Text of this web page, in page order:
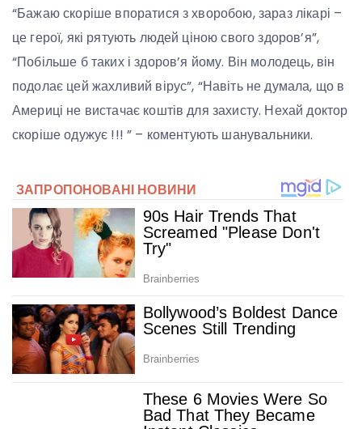
“Бажаю скоріше впоратися з хворобою, зараз лікарі –
це герої, які рятують людей ціною свого здоров’я”,
“Побільше б таких і здоров’я йому. Він молодець, він
подолає цей жахливий вірус”, “Навіть не думала, що в
Америці не вистачає коштів для захисту. Нехай доктор
скоріше одужує !!! ” – коментують шанувальники.